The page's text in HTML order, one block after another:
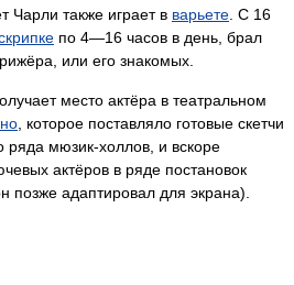
Чарли также играет в варьете . С 16
по 4—16 часов в день, брал
или его знакомых.
место актёра в театральном
, которое поставляло готовые скетчи
мюзик-холлов, и вскоре
актёров в ряде постановок
позже адаптировал для экрана).